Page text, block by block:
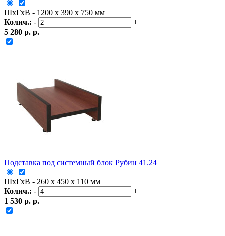
ШxГxВ - 1200 x 390 x 750 мм
Колич.: -
+
5 280 р. р.
Подставка под системный блок Рубин 41.24
ШxГxВ - 260 x 450 x 110 мм
Колич.: -
+
1 530 р. р.